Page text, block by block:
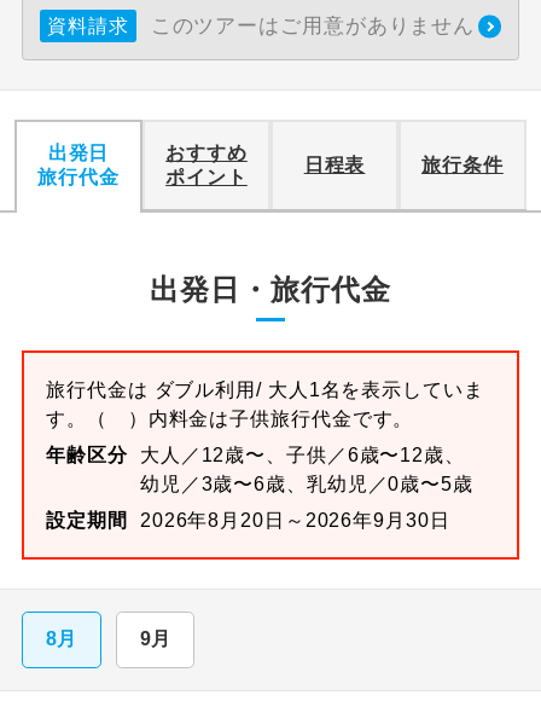
資料請求 このツアーはご用意がありません
出発日
旅行代金
おすすめ
ポイント
日程表 旅行条件
出発日・旅行代金
旅行代金は ダブル利用/ 大人1名を表示していま
す。
（ ）内料金は子供旅行代金です。
年齢区分
大人／12歳〜、子供／6歳〜12歳、
幼児／3歳〜6歳、乳幼児／0歳〜5歳
設定期間
2026年8月20日～2026年9月30日
8月 9月